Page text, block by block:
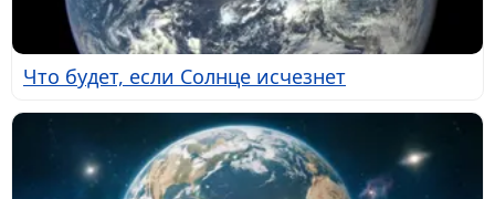
Что будет, если Солнце исчезнет